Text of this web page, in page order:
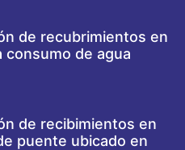
de recubrimientos en
de agua
de recibimientos en
puente ubicado en